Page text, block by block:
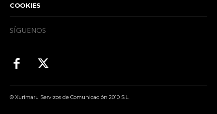
COOKIES
SÍGUENOS
© Xurimaru Servizos de Comunicación 2010 S.L.